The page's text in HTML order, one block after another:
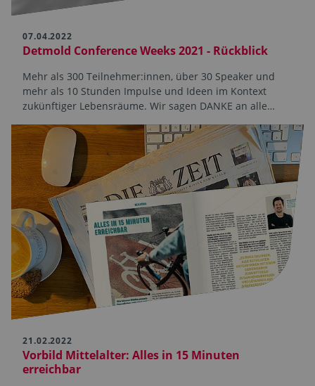
07.04.2022
Detmold Conference Weeks 2021 - Rückblick
Mehr als 300 Teilnehmer:innen, über 30 Speaker und
mehr als 10 Stunden Impulse und Ideen im Kontext
zukünftiger Lebensräume. Wir sagen DANKE an alle…
21.02.2022
Vorbild Mittelalter: Alles in 15 Minuten
erreichbar